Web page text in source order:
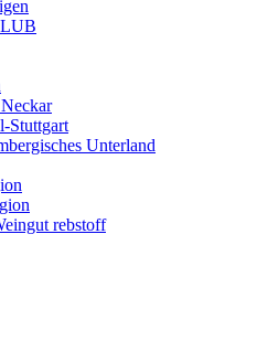
Stuttgart
Unterland
rebstoff